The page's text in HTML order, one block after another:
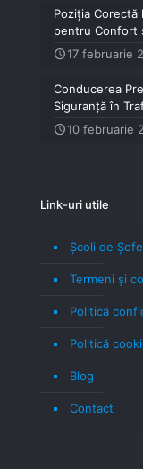
Poziția Corectă
pentru Confort
17 februarie
Conducerea
Siguranță în
10 februarie
Link-uri utile
Școli de
Termeni şi
Politică
Politică
Blog
Contact